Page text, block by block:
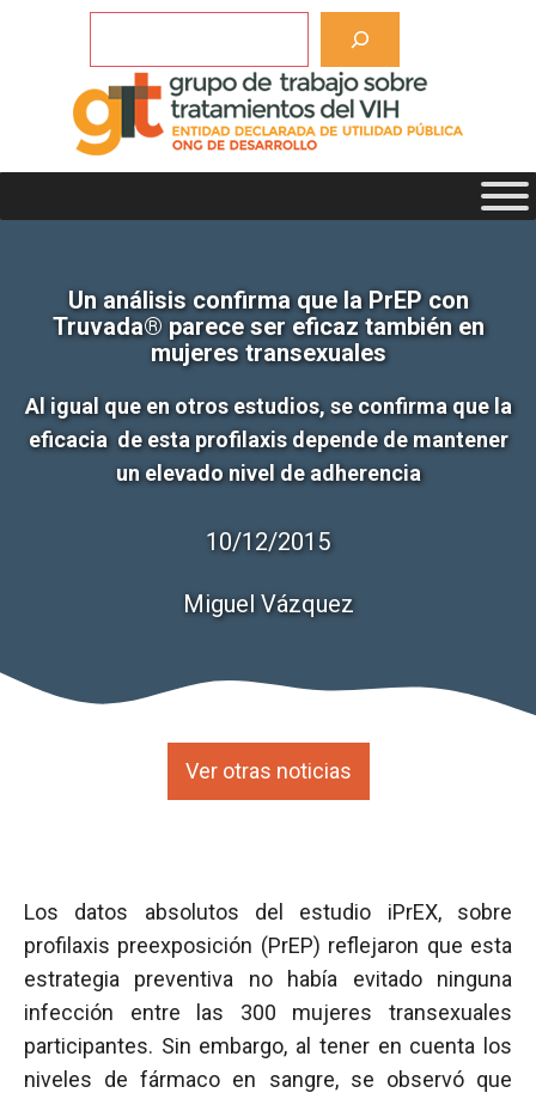
Un análisis confirma que la PrEP con
Truvada® parece ser eficaz también en
mujeres transexuales
Al igual que en otros estudios, se confirma que la
eficacia de esta profilaxis depende de mantener
un elevado nivel de adherencia
10/12/2015
Miguel Vázquez
Ver otras noticias
Los datos absolutos del estudio iPrEX, sobre
profilaxis preexposición (PrEP) reflejaron que esta
estrategia preventiva no había evitado ninguna
infección entre las 300 mujeres transexuales
participantes. Sin embargo, al tener en cuenta los
niveles de fármaco en sangre, se observó que